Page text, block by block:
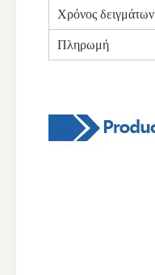
Χρόνος δειγμάτων
Πληρωμή